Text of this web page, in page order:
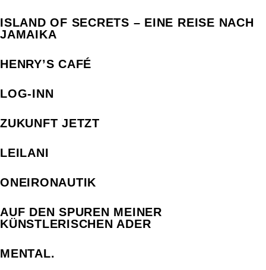
ISLAND OF SECRETS – EINE REISE NACH
JAMAIKA
HENRY’S CAFÉ
LOG-INN
ZUKUNFT JETZT
LEILANI
ONEIRONAUTIK
AUF DEN SPUREN MEINER
KÜNSTLERISCHEN ADER
MENTAL.